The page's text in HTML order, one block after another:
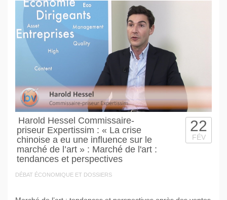
Harold Hessel Commissaire-
priseur Expertissim : « La crise
chinoise a eu une influence sur le
marché de l’art » : Marché de l'art :
tendances et perspectives
DÉBAT ÉCONOMIQUE ET DOSSIERS
22
FÉV